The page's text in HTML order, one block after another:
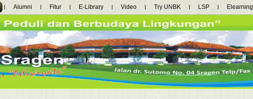
Alumni Fitur E-Library Video Try UNBK LSP Elearning